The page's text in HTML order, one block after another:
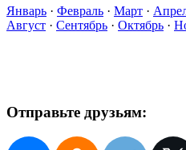
Январь · Февраль · Март ·
Август · Сентябрь · Октябрь ·
Отправьте друзьям: